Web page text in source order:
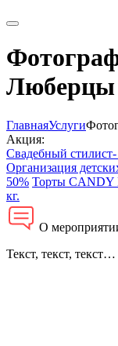
Люберцы
ГлавнаяУслуги
Акция:
Свадебный
Организация
50% Торты CANDY
кг.
О
Текст, текст, текст…